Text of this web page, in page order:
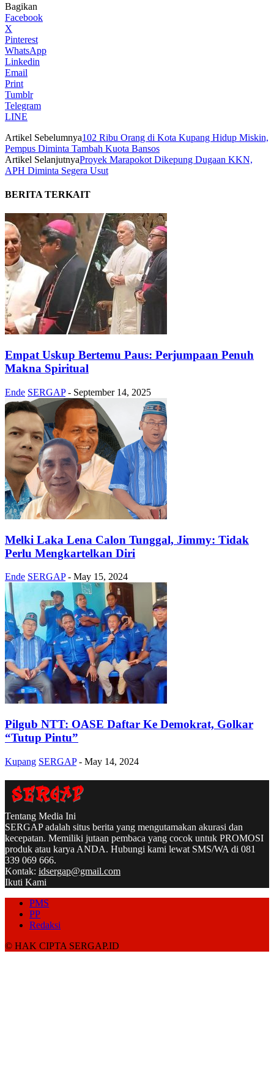
Bagikan
Facebook
X
Pinterest
WhatsApp
Linkedin
Email
Print
Tumblr
Telegram
LINE
Artikel Sebelumnya102 Ribu Orang di Kota Kupang Hidup Miskin,
Pempus Diminta Tambah Kuota Bansos
Artikel SelanjutnyaProyek Marapokot Dikepung Dugaan KKN,
APH Diminta Segera Usut
BERITA TERKAIT
Empat Uskup Bertemu Paus: Perjumpaan Penuh
Makna Spiritual
Ende SERGAP - September 14, 2025
Melki Laka Lena Calon Tunggal, Jimmy: Tidak
Perlu Mengkartelkan Diri
Ende SERGAP - May 15, 2024
Pilgub NTT: OASE Daftar Ke Demokrat, Golkar
“Tutup Pintu”
Kupang SERGAP - May 14, 2024
Tentang Media Ini
SERGAP adalah situs berita yang mengutamakan akurasi dan
kecepatan. Memiliki jutaan pembaca yang cocok untuk PROMOSI
produk atau karya ANDA. Hubungi kami lewat SMS/WA di 081
339 069 666.
Kontak: idsergap@gmail.com
Ikuti Kami
PMS
PP
Redaksi
© HAK CIPTA SERGAP.ID